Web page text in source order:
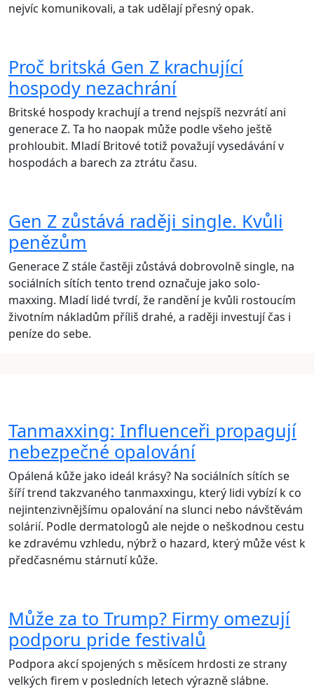
nejvíc komunikovali, a tak udělají přesný opak.
Proč britská Gen Z krachující
hospody nezachrání
Britské hospody krachují a trend nejspíš nezvrátí ani
generace Z. Ta ho naopak může podle všeho ještě
prohloubit. Mladí Britové totiž považují vysedávání v
hospodách a barech za ztrátu času.
Gen Z zůstává raději single. Kvůli
penězům
Generace Z stále častěji zůstává dobrovolně single, na
sociálních sítích tento trend označuje jako solo-
maxxing. Mladí lidé tvrdí, že randění je kvůli rostoucím
životním nákladům příliš drahé, a raději investují čas i
peníze do sebe.
Tanmaxxing: Influenceři propagují
nebezpečné opalování
Opálená kůže jako ideál krásy? Na sociálních sítích se
šíří trend takzvaného tanmaxxingu, který lidi vybízí k co
nejintenzivnějšímu opalování na slunci nebo návštěvám
solárií. Podle dermatologů ale nejde o neškodnou cestu
ke zdravému vzhledu, nýbrž o hazard, který může vést k
předčasnému stárnutí kůže.
Může za to Trump? Firmy omezují
podporu pride festivalů
Podpora akcí spojených s měsícem hrdosti ze strany
velkých firem v posledních letech výrazně slábne.